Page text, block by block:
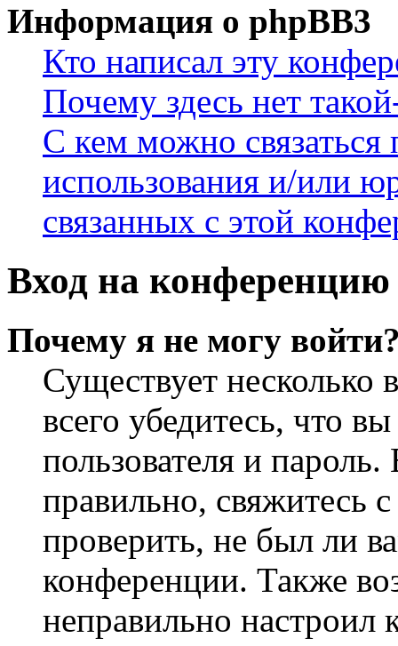
Информация о phpBB3
Кто написал эту
Почему здесь нет
С кем можно связаться
использования и/или
связанных с этой
Вход на конференцию
Почему я не могу
Существует
всего убедитесь, что
пользователя и
правильно, свяжитесь
проверить, не был ли
конференции. Также
неправильно